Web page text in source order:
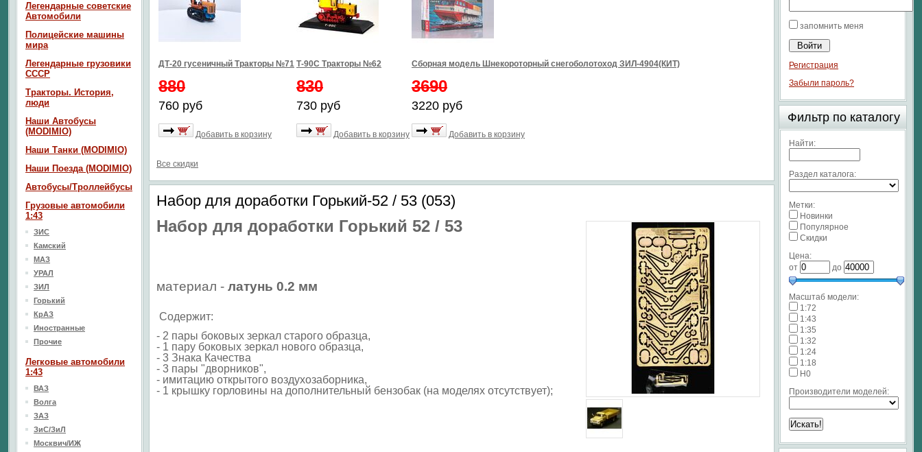
ДТ-20 гусеничный Тракторы №71
880
760 руб
Добавить в корзину
Т-90С Тракторы №62
830
730 руб
Добавить в корзину
Сборная модель Шнекороторный снегоболотоход ЗИЛ-4904(КИТ)
3690
3220 руб
Добавить в корзину
Все скидки
Набор для доработки Горький-52 / 53 (053)
Набор для доработки Горький 52 / 53
материал - латунь 0.2 мм
Содержит:
- 2 пары боковых зеркал старого образца,
- 1 пару боковых зеркал нового образца,
- 3 Знака Качества
- 3 пары "дворников",
- имитацию открытого воздухозаборника,
- 1 крышку горловины на дополнительный бензобак (на моделях отсутствует);
Легендарные советские
Автомобили
Полицейские машины
мира
Легендарные грузовики
СССР
Тракторы. История,
люди
Наши Автобусы
(MODIMIO)
Наши Танки (MODIMIO)
Наши Поезда (MODIMIO)
Автобусы/Троллейбусы
Грузовые автомобили
1:43
ЗИС
Камский
МАЗ
УРАЛ
ЗИЛ
Горький
КрАЗ
Иностранные
Прочие
Легковые автомобили
1:43
ВАЗ
Волга
ЗАЗ
ЗиС/ЗиЛ
Москвич/ИЖ
запомнить меня
Регистрация
Забыли пароль?
Фильтр по каталогу
Найти:
Раздел каталога:
Метки:
Новинки
Популярное
Скидки
Цена:
от
до
Масштаб модели:
1:72
1:43
1:35
1:32
1:24
1:18
H0
Производители моделей: